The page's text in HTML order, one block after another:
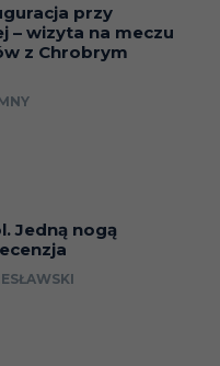
przy
– wizyta na meczu
z Chrobrym
Jedną nogą